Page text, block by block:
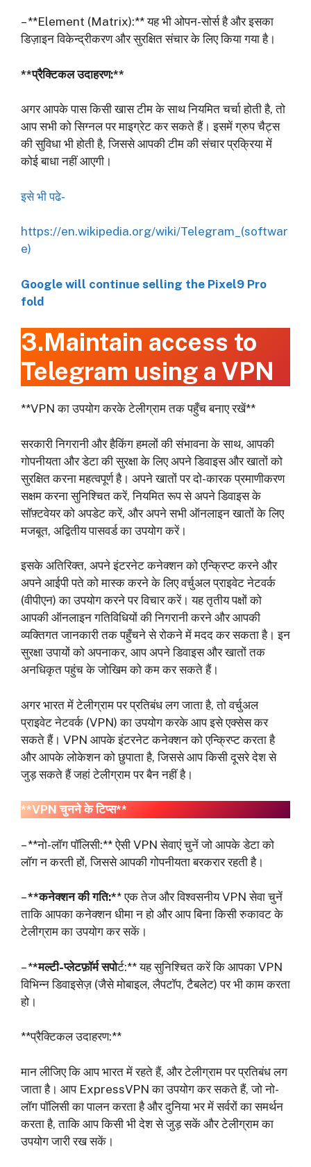
– **Element (Matrix):** यह भी ओपन-सोर्स है और इसका
डिज़ाइन विकेन्द्रीकरण और सुरक्षित संचार के लिए किया गया है।
**प्रैक्टिकल उदाहरण:**
अगर आपके पास किसी खास टीम के साथ नियमित चर्चा होती है, तो
आप सभी को सिग्नल पर माइग्रेट कर सकते हैं। इसमें ग्रुप चैट्स
की सुविधा भी होती है, जिससे आपकी टीम की संचार प्रक्रिया में
कोई बाधा नहीं आएगी।
इसे भी पढे-
https://en.wikipedia.org/wiki/Telegram_(softwar
e)
Google will continue selling the Pixel9 Pro
fold
3.Maintain access to
Telegram using a VPN
**VPN का उपयोग करके टेलीग्राम तक पहुँच बनाए रखें**
सरकारी निगरानी और हैकिंग हमलों की संभावना के साथ, आपकी
गोपनीयता और डेटा की सुरक्षा के लिए अपने डिवाइस और खातों को
सुरक्षित करना महत्वपूर्ण है। अपने खातों पर दो-कारक प्रमाणीकरण
सक्षम करना सुनिश्चित करें, नियमित रूप से अपने डिवाइस के
सॉफ़्टवेयर को अपडेट करें, और अपने सभी ऑनलाइन खातों के लिए
मजबूत, अद्वितीय पासवर्ड का उपयोग करें।
इसके अतिरिक्त, अपने इंटरनेट कनेक्शन को एन्क्रिप्ट करने और
अपने आईपी पते को मास्क करने के लिए वर्चुअल प्राइवेट नेटवर्क
(वीपीएन) का उपयोग करने पर विचार करें। यह तृतीय पक्षों को
आपकी ऑनलाइन गतिविधियों की निगरानी करने और आपकी
व्यक्तिगत जानकारी तक पहुँचने से रोकने में मदद कर सकता है। इन
सुरक्षा उपायों को अपनाकर, आप अपने डिवाइस और खातों तक
अनधिकृत पहुंच के जोखिम को कम कर सकते हैं।
अगर भारत में टेलीग्राम पर प्रतिबंध लग जाता है, तो वर्चुअल
प्राइवेट नेटवर्क (VPN) का उपयोग करके आप इसे एक्सेस कर
सकते हैं। VPN आपके इंटरनेट कनेक्शन को एन्क्रिप्ट करता है
और आपके लोकेशन को छुपाता है, जिससे आप किसी दूसरे देश से
जुड़ सकते हैं जहां टेलीग्राम पर बैन नहीं है।
**VPN चुनने के टिप्स**
– **नो-लॉग पॉलिसी:** ऐसी VPN सेवाएं चुनें जो आपके डेटा को
लॉग न करती हों, जिससे आपकी गोपनीयता बरकरार रहती है।
–**कनेक्शन की गति:** एक तेज और विश्वसनीय VPN सेवा चुनें
ताकि आपका कनेक्शन धीमा न हो और आप बिना किसी रुकावट के
टेलीग्राम का उपयोग कर सकें।
– **मल्टी-प्लेटफ़ॉर्म सपोर्ट:** यह सुनिश्चित करें कि आपका VPN
विभिन्न डिवाइसेज़ (जैसे मोबाइल, लैपटॉप, टैबलेट) पर भी काम करता
हो।
**प्रैक्टिकल उदाहरण:**
मान लीजिए कि आप भारत में रहते हैं, और टेलीग्राम पर प्रतिबंध लग
जाता है। आप ExpressVPN का उपयोग कर सकते हैं, जो नो-
लॉग पॉलिसी का पालन करता है और दुनिया भर में सर्वरों का समर्थन
करता है, ताकि आप किसी भी देश से जुड़ सकें और टेलीग्राम का
उपयोग जारी रख सकें।